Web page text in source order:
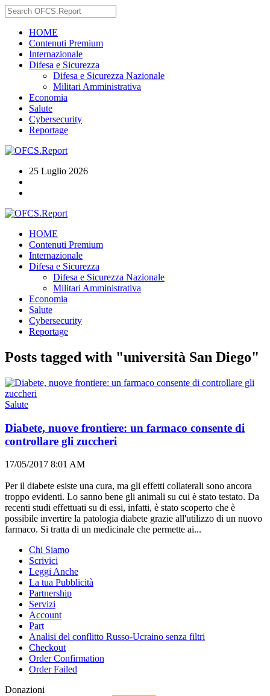
HOME
Contenuti Premium
Internazionale
Difesa e Sicurezza
Difesa e Sicurezza Nazionale
Militari Amministrativa
Economia
Salute
Cybersecurity
Reportage
25 Luglio 2026
HOME
Contenuti Premium
Internazionale
Difesa e Sicurezza
Difesa e Sicurezza Nazionale
Militari Amministrativa
Economia
Salute
Cybersecurity
Reportage
Posts tagged with "università San Diego"
Salute
Diabete, nuove frontiere: un farmaco consente di
controllare gli zuccheri
17/05/2017 8:01 AM
Per il diabete esiste una cura, ma gli effetti collaterali sono ancora
troppo evidenti. Lo sanno bene gli animali su cui è stato testato. Da
recenti studi effettuati su di essi, infatti, è stato scoperto che è
possibile invertire la patologia diabete grazie all'utilizzo di un nuovo
farmaco. Si tratta di un medicinale che permette ai...
Chi Siamo
Scrivici
Leggi Anche
La tua Pubblicità
Partnership
Servizi
Account
Part
Analisi del conflitto Russo-Ucraino senza filtri
Checkout
Order Confirmation
Order Failed
Donazioni